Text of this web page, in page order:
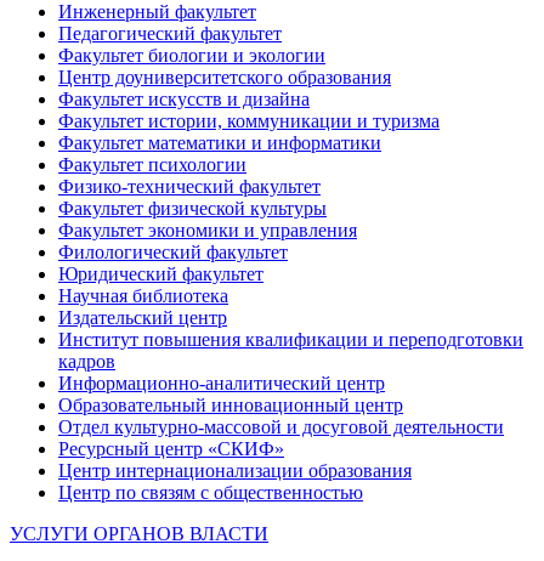
Инженерный факультет
Педагогический факультет
Факультет биологии и экологии
Центр доуниверситетского образования
Факультет искусств и дизайна
Факультет истории, коммуникации и туризма
Факультет математики и информатики
Факультет психологии
Физико-технический факультет
Факультет физической культуры
Факультет экономики и управления
Филологический факультет
Юридический факультет
Научная библиотека
Издательский центр
Институт повышения квалификации и переподготовки
кадров
Информационно-аналитический центр
Образовательный инновационный центр
Отдел культурно-массовой и досуговой деятельности
Ресурсный центр «СКИФ»
Центр интернационализации образования
Центр по связям с общественностью
УСЛУГИ ОРГАНОВ ВЛАСТИ